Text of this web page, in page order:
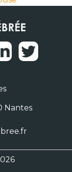
Nantes